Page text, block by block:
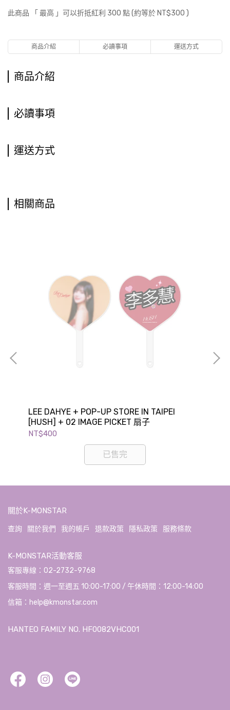
此商品 「 最高 」可以折抵紅利 300 點 (約等於 NT$300 )
商品介紹 必讀事項 運送方式
商品介紹
必讀事項
運送方式
相關商品
LEE DAHYE + POP-UP STORE IN TAIPEI
[HUSH] + 02 IMAGE PICKET 扇子
NT$400
已售完
關於K-MONSTAR
查詢 關於我們 我的帳戶 退款政策 隱私政策 服務條款
K-MONSTAR活動客服
客服專線：02-2732-9768
客服時間：週一至週五 10:00-17:00 / 午休時間：12:00-14:00
信箱：help@kmonstar.com
HANTEO FAMILY NO. HF0082VHC001